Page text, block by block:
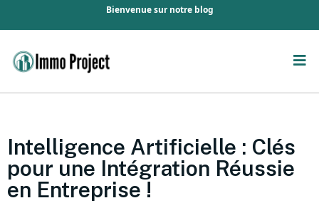
Bienvenue sur notre blog
Intelligence Artificielle : Clés
pour une Intégration Réussie
en Entreprise !